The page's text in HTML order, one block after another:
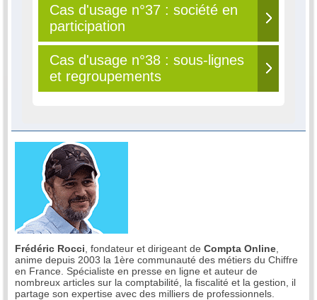
Cas d'usage n°37 : société en
participation
Cas d'usage n°38 : sous-lignes
et regroupements
Frédéric Rocci , fondateur et dirigeant de Compta Online
anime depuis 2003 la 1ère communauté des métiers du Chiffre
en France. Spécialiste en presse en ligne et auteur de
nombreux articles sur la comptabilité, la fiscalité et la gestion, il
partage son expertise avec des milliers de professionnels.